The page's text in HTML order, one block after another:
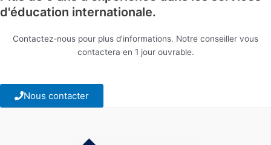
d'éducation internationale.
Contactez-nous pour plus d’informations. Notre conseiller vous
contactera en 1 jour ouvrable.
Nous contacter